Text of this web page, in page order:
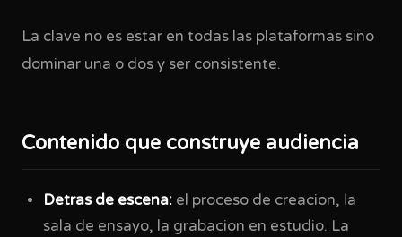
La clave no es estar en todas las plataformas sino
dominar una o dos y ser consistente.
Contenido que construye audiencia
Detras de escena: el proceso de creacion, la
sala de ensayo, la grabacion en estudio. La